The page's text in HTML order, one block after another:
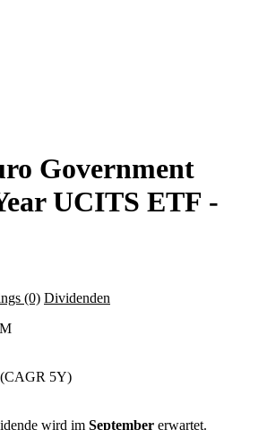
Government
UCITS ETF -
(0) Dividenden
(CAGR 5Y)
wird im September erwartet.